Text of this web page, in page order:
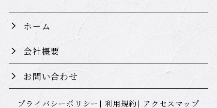
ホーム
会社概要
お問い合わせ
プライバシーポリシー 利用規約 アクセスマップ